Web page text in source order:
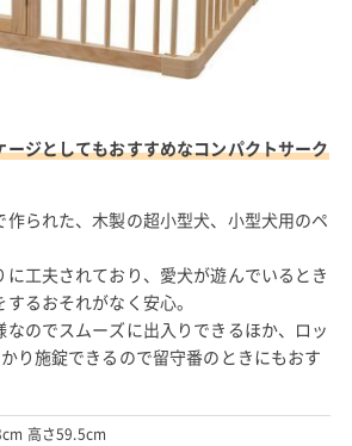
ージとしてもおすすめなコンパクトサーク
作られた、木製の超小型犬、小型犬用のペ
工夫されており、愛犬が遊んでいるとき
るおそれがなく安心。
のでスムーズに出入りできるほか、ロッ
り施錠できるので留守番のときにもおす
高さ59.5cm